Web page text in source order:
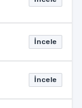
İncele
İncele